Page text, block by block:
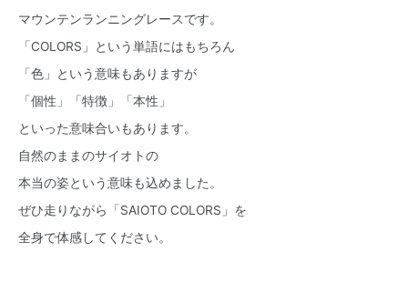
マウンテンランニングレースです。
「COLORS」という単語にはもちろん
「色」という意味もありますが
「個性」「特徴」「本性」
といった意味合いもあります。
自然のままのサイオトの
本当の姿という意味も込めました。
ぜひ走りながら「SAIOTO COLORS」を
全身で体感してください。